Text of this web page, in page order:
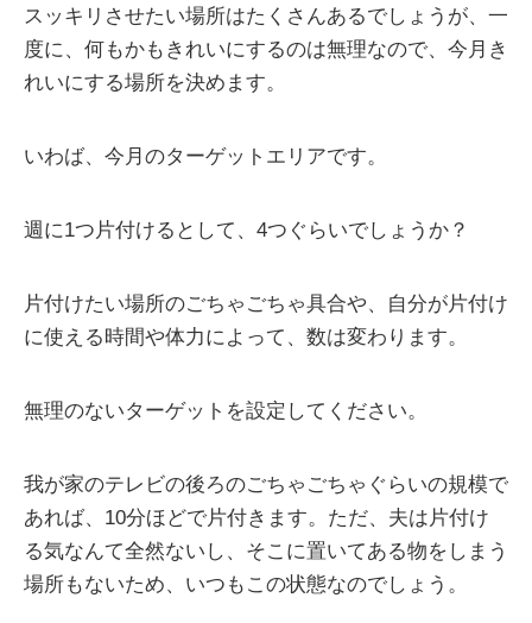
スッキリさせたい場所はたくさんあるでしょうが、一
度に、何もかもきれいにするのは無理なので、今月き
れいにする場所を決めます。
いわば、今月のターゲットエリアです。
週に1つ片付けるとして、4つぐらいでしょうか？
片付けたい場所のごちゃごちゃ具合や、自分が片付け
に使える時間や体力によって、数は変わります。
無理のないターゲットを設定してください。
我が家のテレビの後ろのごちゃごちゃぐらいの規模で
あれば、10分ほどで片付きます。ただ、夫は片付け
る気なんて全然ないし、そこに置いてある物をしまう
場所もないため、いつもこの状態なのでしょう。